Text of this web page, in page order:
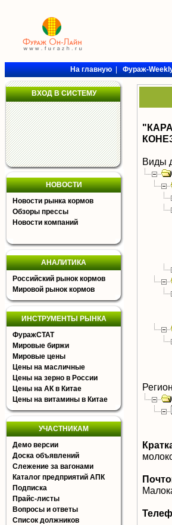
На главную|Фураж-
ВХОД В СИСТЕМУ
НОВОСТИ
Новости рынка кормов
Обзоры прессы
Новости компаний
АНАЛИТИКА
Российский рынок кормов
Мировой рынок кормов
ИНСТРУМЕНТЫ РЫНКА
ФуражСТАТ
Мировые биржи
Мировые цены
Цены на масличные
Цены на зерно в России
Цены на АК в Китае
Цены на витамины в Китае
УЧАСТНИКАМ
Демо версии
Доска объявлений
Слежение за вагонами
Каталог предприятий АПК
Подписка
Прайс-листы
Вопросы и ответы
Список должников
Виды